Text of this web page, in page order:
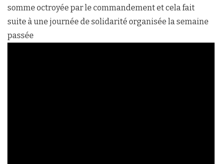
somme octroyée par le commandement et cela fait
suite à une journée de solidarité organisée la semaine
passée